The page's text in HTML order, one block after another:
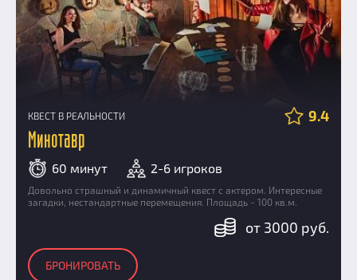
КВЕСТ В РЕАЛЬНОСТИ 9.4
Минотавр
60 минут 2-6 игроков
Довольно страшный и динамичный квест с актером. Интересные
загадки, нестандартные перемещения. Площадь - 100 кв.м.
от 3000 руб.
БРОНИРОВАТЬ